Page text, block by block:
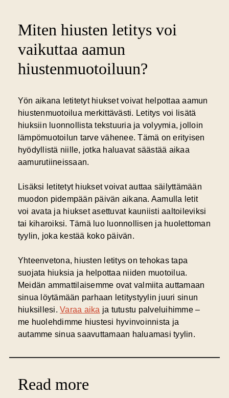
Miten hiusten letitys voi
vaikuttaa aamun
hiustenmuotoiluun?
Yön aikana letitetyt hiukset voivat helpottaa aamun
hiustenmuotoilua merkittävästi. Letitys voi lisätä
hiuksiin luonnollista tekstuuria ja volyymia, jolloin
lämpömuotoilun tarve vähenee. Tämä on erityisen
hyödyllistä niille, jotka haluavat säästää aikaa
aamurutiineissaan.
Lisäksi letitetyt hiukset voivat auttaa säilyttämään
muodon pidempään päivän aikana. Aamulla letit
voi avata ja hiukset asettuvat kauniisti aaltoileviksi
tai kiharoiksi. Tämä luo luonnollisen ja huolettoman
tyylin, joka kestää koko päivän.
Yhteenvetona, hiusten letitys on tehokas tapa
suojata hiuksia ja helpottaa niiden muotoilua.
Meidän ammattilaisemme ovat valmiita auttamaan
sinua löytämään parhaan letitystyylin juuri sinun
hiuksillesi.Varaa aika ja tutustu palveluihimme –
me huolehdimme hiustesi hyvinvoinnista ja
autamme sinua saavuttamaan haluamasi tyylin.
Read more